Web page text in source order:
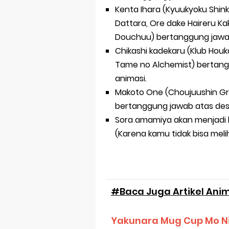
Kenta Ihara (Kyuukyoku
Dattara, Ore dake Haireru
Douchuu) bertanggung
Chikashi kadekaru (Klub
Tame no Alchemist)
animasi.
Makoto One (Choujuushin
bertanggung jawab atas
Sora amamiya akan
(Karena kamu tidak bisa
#Baca Juga Artikel
Yakunara Mug Cup Mo